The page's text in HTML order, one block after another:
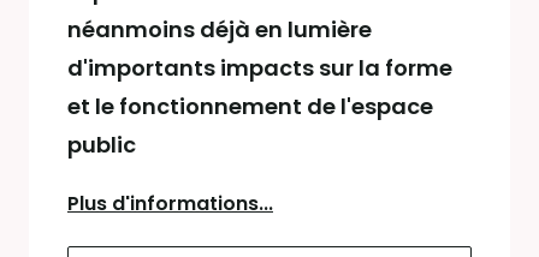
néanmoins déjà en lumière
d'importants impacts sur la forme
et le fonctionnement de l'espace
public
Plus d'informations...